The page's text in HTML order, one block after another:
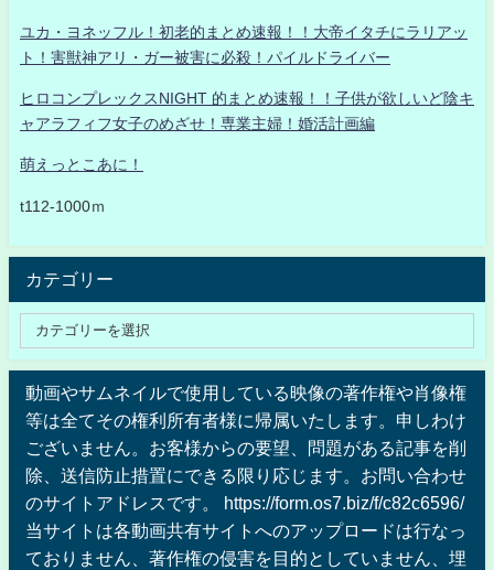
ユカ・ヨネッフル！初老的まとめ速報！！大帝イタチにラリアッ
ト！害獣神アリ・ガー被害に必殺！パイルドライバー
ヒロコンプレックスNIGHT 的まとめ速報！！子供が欲しいど陰キ
ャアラフィフ女子のめざせ！専業主婦！婚活計画編
萌えっとこあに！
t112-1000ｍ
カテゴリー
動画やサムネイルで使用している映像の著作権や肖像権
等は全てその権利所有者様に帰属いたします。申しわけ
ございません。お客様からの要望、問題がある記事を削
除、送信防止措置にできる限り応じます。お問い合わせ
のサイトアドレスです。 https://form.os7.biz/f/c82c6596/
当サイトは各動画共有サイトへのアップロードは行なっ
ておりません、著作権の侵害を目的としていません、埋